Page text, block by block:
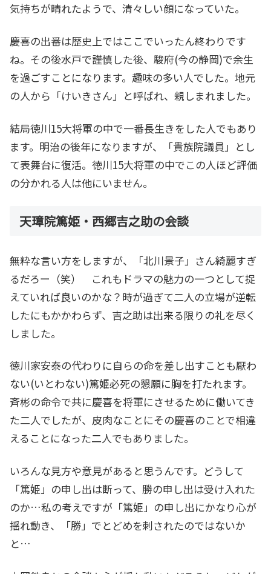
気持ちが晴れたようで、清々しい顔になっていた。
慶喜の出番は歴史上ではここでいったん終わりです
ね。その後水戸で謹慎した後、駿府(今の静岡)で余生
を過ごすことになります。趣味の多い人でした。地元
の人から「けいきさん」と呼ばれ、親しまれました。
結局徳川15大将軍の中で一番長生きをした人でもあり
ます。明治の後年になりますが、「貴族院議員」とし
て表舞台に復活。徳川15大将軍の中でこの人ほど評価
の分かれる人は他にいません。
天璋院篤姫・西郷吉之助の会談
無粋な言い方をしますが、「北川景子」さん綺麗すぎ
るだろー（笑） これもドラマの魅力の一つとして捉
えていれば良いのかな？時が過ぎて二人の立場が逆転
したにもかかわらず、吉之助は出来る限りの礼を尽く
しました。
徳川家安泰の代わりに自らの命を差し出すことも厭わ
ない(いとわない)篤姫必死の懇願に胸を打たれます。
斉彬の命令で共に慶喜を将軍にさせるために働いてき
た二人でしたが、皮肉なことにその慶喜のことで相違
えることになった二人でもありました。
いろんな見方や意見があると思うんです。どうして
「篤姫」の申し出は断って、勝の申し出は受け入れた
のか…私の考えですが「篤姫」の申し出にかなり心が
揺れ動き、「勝」でとどめを刺されたのではないか
と…